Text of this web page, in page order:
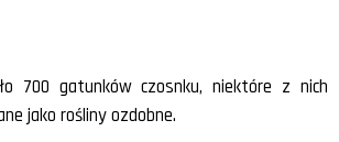
700 gatunków czosnku, niektóre z nich
jako rośliny ozdobne.